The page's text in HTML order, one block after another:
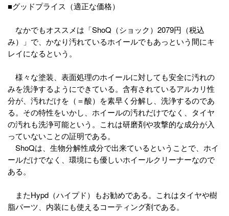
■グッドプライス（適正な価格）
なかでもオススメは「ShoQ（ショック）2079円（税込
み）」で、かなり汚れているホイールでもあっという間にキ
レイになるという。
様々な塗装、表面処理のホイールに対しても安全に汚れの
みを洗浄するようにできている。含有されているアルカリ性
分が、汚れだけを（＝酸）を素早く分解し、洗浄するのであ
る。その特性をいかし、ホイールの汚れだけでなく、タイヤ
の汚れも洗浄可能という。これは研磨剤や攻撃的な成分が入
っていないことの証明である。
ShoQは、生物分解性成分で出来ているということで、ホイ
ールだけでなく、環境にも優しいホイールクリーナーなので
ある。
またHypd（ハイプド）もお勧めである。これはタイヤや樹
脂パーツ、内装にも使えるコーティング剤である。